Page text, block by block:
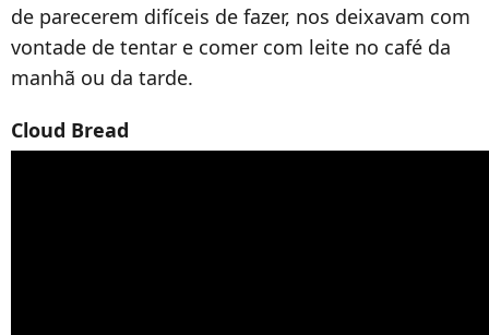
de parecerem difíceis de fazer, nos deixavam com
vontade de tentar e comer com leite no café da
manhã ou da tarde.
Cloud Bread